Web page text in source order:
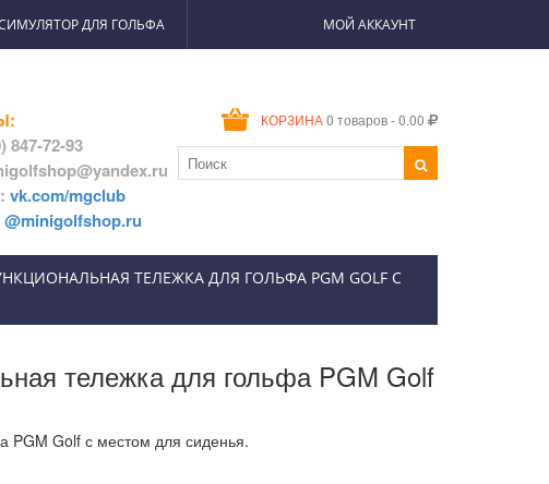
ДЛЯ ГОЛЬФА МОЙ АККАУНТ
КОРЗИНА 0 товаров - 0.00
847-72-93
vk.com/mgclub
@minigolfshop.ru
ТЕЛЕЖКА ДЛЯ ГОЛЬФА PGM GOLF С
тележка для гольфа PGM Golf
PGM Golf с местом для сиденья.